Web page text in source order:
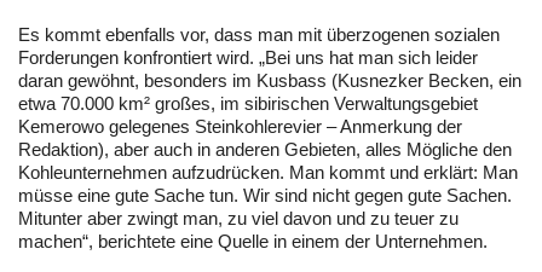
Es kommt ebenfalls vor, dass man mit überzogenen sozialen
Forderungen konfrontiert wird. „Bei uns hat man sich leider
daran gewöhnt, besonders im Kusbass (Kusnezker Becken, ein
etwa 70.000 km² großes, im sibirischen Verwaltungsgebiet
Kemerowo gelegenes Steinkohlerevier – Anmerkung der
Redaktion), aber auch in anderen Gebieten, alles Mögliche den
Kohleunternehmen aufzudrücken. Man kommt und erklärt: Man
müsse eine gute Sache tun. Wir sind nicht gegen gute Sachen.
Mitunter aber zwingt man, zu viel davon und zu teuer zu
machen“, berichtete eine Quelle in einem der Unternehmen.